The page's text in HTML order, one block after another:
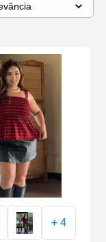
+ 4